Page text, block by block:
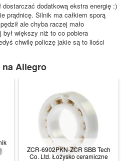
dostarczać dodatkową ekstra energię :)
prądnicę. Silnik ma całkiem sporą
ale chyba raczej mało
większy niż to co pobiera
chwilę policzę jakie są to ilości
na Allegro
ZCR-6902PKN-ZCR SBB Tech
Co. Ltd. Łożysko ceramiczne